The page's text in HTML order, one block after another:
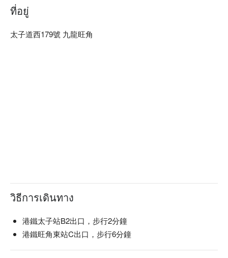
ที่อยู่
太子道西179號 九龍旺角
วิธีการเดินทาง
港鐵太子站B2出口，步行2分鐘
港鐵旺角東站C出口，步行6分鐘